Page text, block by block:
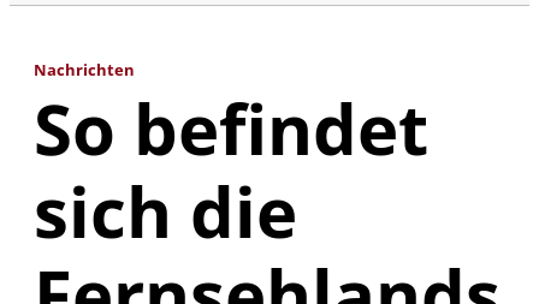
Nachrichten
So befindet
sich die